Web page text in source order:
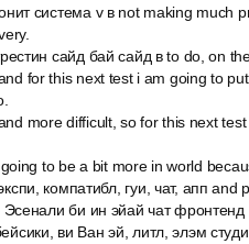
система v в not making much
сайд бай сайд в to do, on
for this next test i am going to
more difficult, so for this next
to be a bit more in world
компатибл, гуи, чат, апп and
би ин эйай чат фронтенд
ви Ван эй, литл, элэм